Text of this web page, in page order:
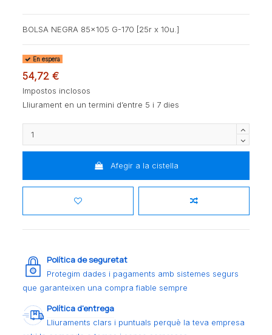
BOLSA NEGRA 85x105 G-170 [25r x 10u.]
En espera
54,72 €
Impostos inclosos
Lliurament en un termini d’entre 5 i 7 dies
Afegir a la cistella
Política de seguretat
Protegim dades i pagaments amb sistemes segurs
que garanteixen una compra fiable sempre
Política d’entrega
Lliuraments clars i puntuals perquè la teva empresa